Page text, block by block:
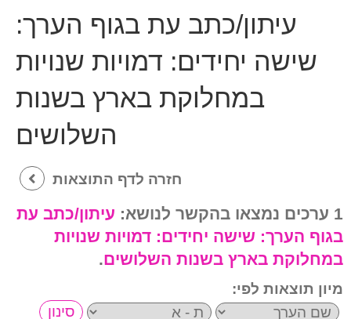
עיתון/כתב עת בגוף הערך:
שישה יחידים: דמויות שנויות
במחלוקת בארץ בשנות
השלושים
חזרה לדף התוצאות
1 ערכים נמצאו בהקשר לנושא:
עיתון/כתב עת
בגוף הערך: שישה יחידים: דמויות שנויות
במחלוקת בארץ בשנות השלושים.
מיון תוצאות לפי: